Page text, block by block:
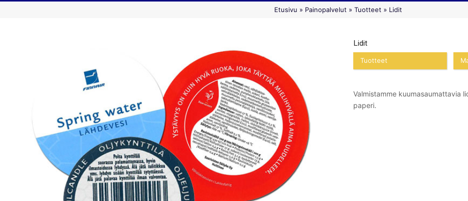
Etusivu » Painopalvelut » Tuotteet » Lidit
Lidit
Tuotteet
Valmistamme kuumasaumattavia
paperi.